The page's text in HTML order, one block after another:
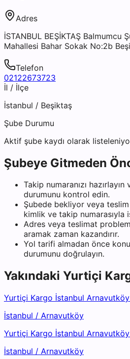
Adres
İSTANBUL BEŞİKTAŞ Balmumcu
Mahallesi Bahar Sokak No:2b
Telefon
02122673723
İl / İlçe
İstanbul / Beşiktaş
Şube Durumu
Aktif şube kaydı olarak
Şubeye Gitmeden
Takip numaranızı
durumunu kontrol edin.
Şubede bekliyor veya
kimlik ve takip numarasıyla
Adres veya teslimat
aramak zaman kazandırır.
Yol tarifi almadan önce
durumunu doğrulayın.
Yakındaki Yurtiçi
Yurtiçi Kargo İstanbul
İstanbul / Arnavutköy
Yurtiçi Kargo İstanbul Arnavutköy
İstanbul / Arnavutköy